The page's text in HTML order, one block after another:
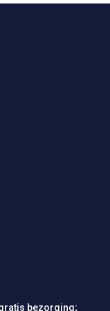
bezorging;